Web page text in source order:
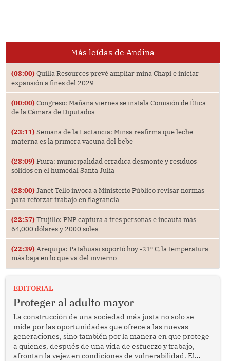
Más leídas de Andina
(03:00) Quilla Resources prevé ampliar mina Chapi e iniciar
expansión a fines del 2029
(00:00) Congreso: Mañana viernes se instala Comisión de Ética
de la Cámara de Diputados
(23:11) Semana de la Lactancia: Minsa reafirma que leche
materna es la primera vacuna del bebe
(23:09) Piura: municipalidad erradica desmonte y residuos
sólidos en el humedal Santa Julia
(23:00) Janet Tello invoca a Ministerio Público revisar normas
para reforzar trabajo en flagrancia
(22:57) Trujillo: PNP captura a tres personas e incauta más
64,000 dólares y 2000 soles
(22:39) Arequipa: Patahuasi soportó hoy -21⁰ C, la temperatura
más baja en lo que va del invierno
EDITORIAL
Proteger al adulto mayor
La construcción de una sociedad más justa no solo se
mide por las oportunidades que ofrece a las nuevas
generaciones, sino también por la manera en que protege
a quienes, después de una vida de esfuerzo y trabajo,
afrontan la vejez en condiciones de vulnerabilidad. El